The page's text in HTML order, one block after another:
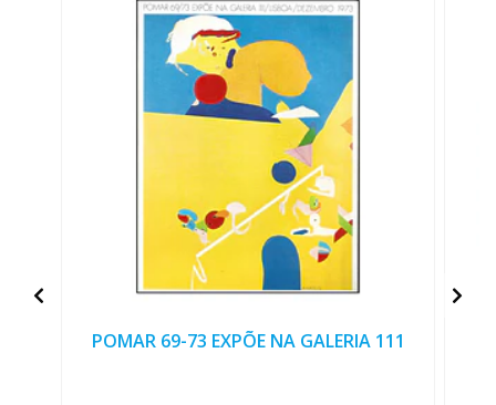
POMAR 69-73 EXPÕE NA GALERIA 111